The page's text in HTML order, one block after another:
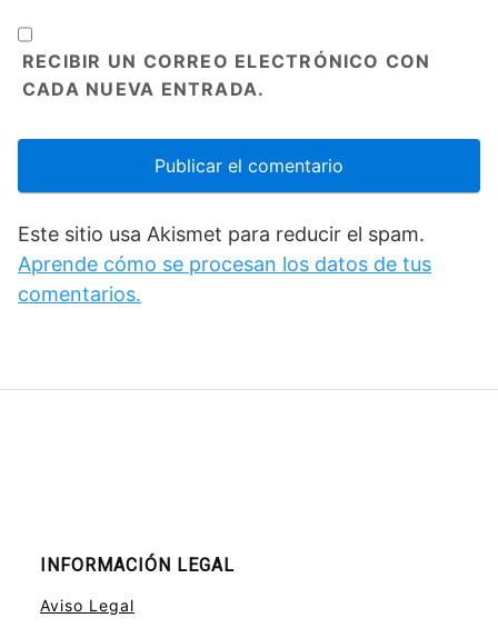
RECIBIR UN CORREO ELECTRÓNICO CON
CADA NUEVA ENTRADA.
Este sitio usa Akismet para reducir el spam.
Aprende cómo se procesan los datos de tus
comentarios.
INFORMACIÓN LEGAL
Aviso Legal